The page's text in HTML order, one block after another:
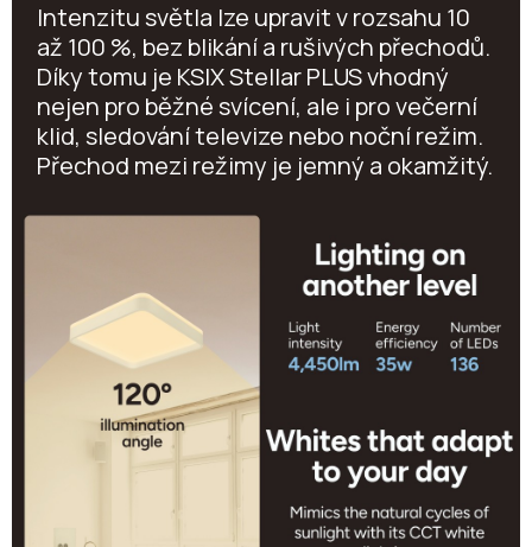
Intenzitu světla lze upravit v rozsahu 10
až 100 %, bez blikání a rušivých přechodů.
Díky tomu je KSIX Stellar PLUS vhodný
nejen pro běžné svícení, ale i pro večerní
klid, sledování televize nebo noční režim.
Přechod mezi režimy je jemný a okamžitý.